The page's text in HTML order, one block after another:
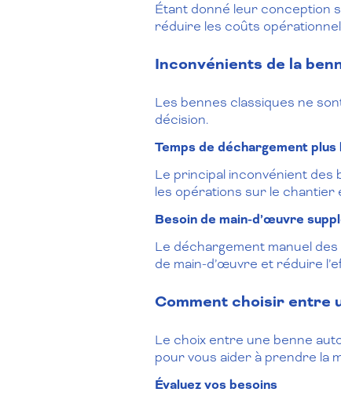
Étant donné leur conception
réduire les coûts
Inconvénients de la
Les bennes classiques ne
décision.
Temps de déchargement plus
Le principal inconvénient
les opérations sur le
Besoin de main-d’œuvre
Le déchargement manuel
de main-d’œuvre et réduire
Comment choisir entre
Le choix entre une benne
pour vous aider à prendre la
Évaluez vos besoins